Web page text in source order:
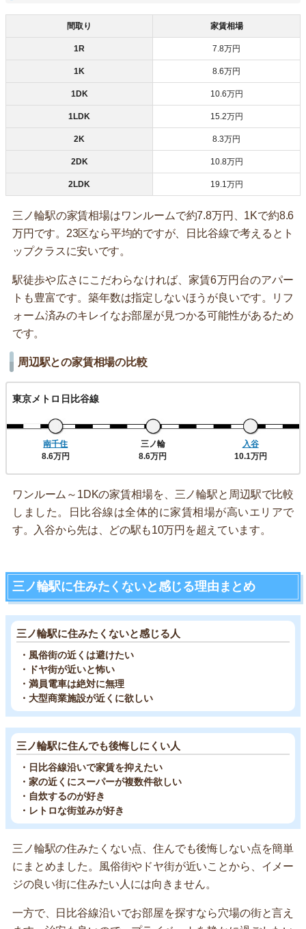
間取り 家賃相場
1R 7.8万円
1K 8.6万円
1DK 10.6万円
1LDK 15.2万円
2K 8.3万円
2DK 10.8万円
2LDK 19.1万円
三ノ輪駅の家賃相場はワンルームで約7.8万円、1Kで約8.6
万円です。23区なら平均的ですが、日比谷線で考えるとト
ップクラスに安いです。
駅徒歩や広さにこだわらなければ、家賃6万円台のアパー
トも豊富です。築年数は指定しないほうが良いです。リフ
ォーム済みのキレイなお部屋が見つかる可能性があるため
です。
周辺駅との家賃相場の比較
東京メトロ日比谷線
南千住
8.6万円
三ノ輪
8.6万円
入谷
10.1万円
ワンルーム～1DKの家賃相場を、三ノ輪駅と周辺駅で比較
しました。日比谷線は全体的に家賃相場が高いエリアで
す。入谷から先は、どの駅も10万円を超えています。
三ノ輪駅に住みたくないと感じる理由まとめ
三ノ輪駅に住みたくないと感じる人
・風俗街の近くは避けたい
・ドヤ街が近いと怖い
・満員電車は絶対に無理
・大型商業施設が近くに欲しい
三ノ輪駅に住んでも後悔しにくい人
・日比谷線沿いで家賃を抑えたい
・家の近くにスーパーが複数件欲しい
・自炊するのが好き
・レトロな街並みが好き
三ノ輪駅の住みたくない点、住んでも後悔しない点を簡単
にまとめました。風俗街やドヤ街が近いことから、イメー
ジの良い街に住みたい人には向きません。
一方で、日比谷線沿いでお部屋を探すなら穴場の街と言え